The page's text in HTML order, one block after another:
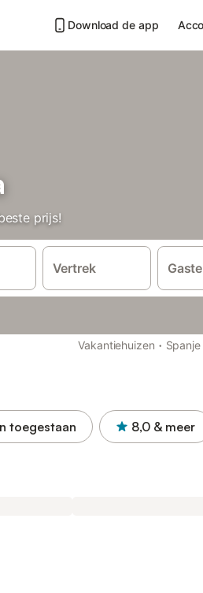
Download de app
prijs!
Vertrek
Vakantiehuizen · Spanje
toegestaan 8,0 & meer